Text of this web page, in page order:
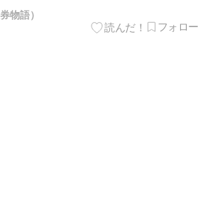
物語）